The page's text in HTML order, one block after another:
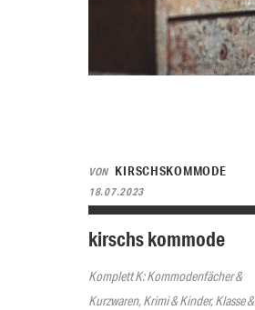
VON KIRSCHSKOMMODE
18.07.2023
kirschs kommode
Komplett K: Kommodenfächer &
Kurzwaren, Krimi & Kinder, Klasse &